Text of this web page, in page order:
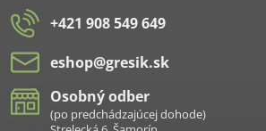
+421 908 549 649
eshop​@gresik​.sk
Osobný odber
(po predchádzajúcej dohode)